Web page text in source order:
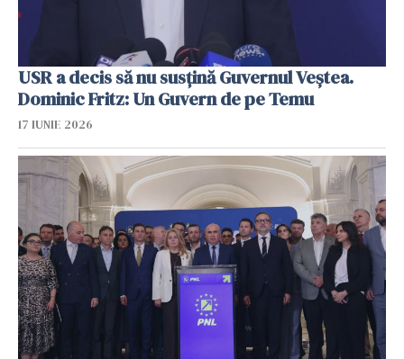
USR a decis să nu susţină Guvernul Veştea.
Dominic Fritz: Un Guvern de pe Temu
17 IUNIE 2026